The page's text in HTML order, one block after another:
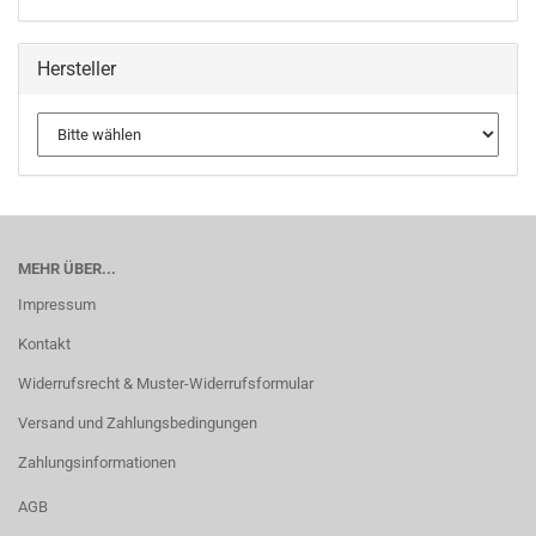
Hersteller
MEHR ÜBER...
Impressum
Kontakt
Widerrufsrecht & Muster-Widerrufsformular
Versand und Zahlungsbedingungen
Zahlungsinformationen
AGB